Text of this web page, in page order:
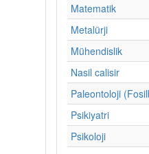
Matematik
Metalürji
Mühendislik
Nasil calisir
Paleontoloji
Psikiyatri
Psikoloji